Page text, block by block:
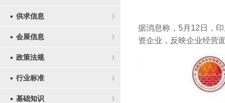
供求信息
会展信息
政策法规
行业标准
基础知识
据消息称，5月12日，
资企业，反映企业经营